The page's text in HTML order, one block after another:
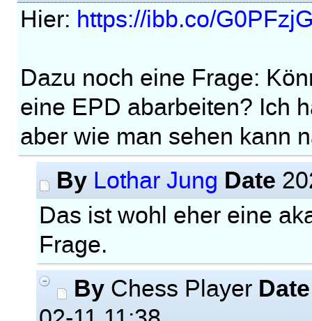
Hier: https://ibb.co/
Dazu noch eine Frage:
eine EPD abarbeiten? Ich
aber wie man sehen kann
By Lothar Jung Date
Das ist wohl eher eine
Frage.
By Chess Player Date